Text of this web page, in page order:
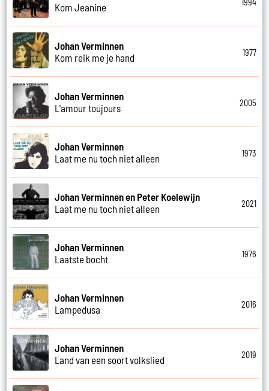
Kom Jeanine
Johan Verminnen
Kom reik me je hand
1977
Johan Verminnen
L'amour toujours
2005
Johan Verminnen
Laat me nu toch niet alleen
1973
Johan Verminnen en Peter Koelewijn
Laat me nu toch niet alleen
2021
Johan Verminnen
Laatste bocht
1976
Johan Verminnen
Lampedusa
2016
Johan Verminnen
Land van een soort volkslied
2019